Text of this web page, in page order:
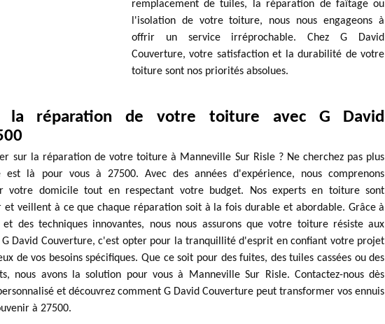
remplacement de tuiles, la réparation de faîtage ou
l'isolation de votre toiture, nous nous engageons à
offrir un service irréprochable. Chez G David
Couverture, votre satisfaction et la durabilité de votre
toiture sont nos priorités absolues.
la réparation de votre toiture avec G David
sur la réparation de votre toiture à Manneville Sur Risle ? Ne cherchez pas plus
est là pour vous à 27500. Avec des années d'expérience, nous comprenons
votre domicile tout en respectant votre budget. Nos experts en toiture sont
et veillent à ce que chaque réparation soit à la fois durable et abordable. Grâce à
des techniques innovantes, nous nous assurons que votre toiture résiste aux
G David Couverture, c'est opter pour la tranquillité d'esprit en confiant votre projet
de vos besoins spécifiques. Que ce soit pour des fuites, des tuiles cassées ou des
nous avons la solution pour vous à Manneville Sur Risle. Contactez-nous dès
et découvrez comment G David Couverture peut transformer vos ennuis
à 27500.